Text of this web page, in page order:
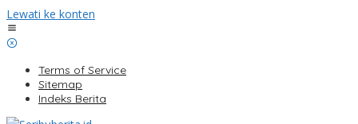
Lewati ke konten
Terms of Service
Sitemap
Indeks Berita